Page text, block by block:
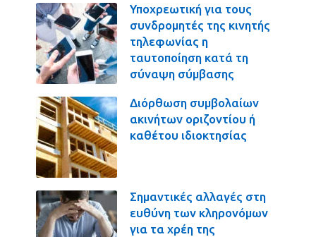
Υποχρεωτική για τους
συνδρομητές της κινητής
τηλεφωνίας η
ταυτοποίηση κατά τη
σύναψη σύμβασης
Διόρθωση συμβολαίων
ακινήτων οριζοντίου ή
καθέτου ιδιοκτησίας
Σημαντικές αλλαγές στη
ευθύνη των κληρονόμων
για τα χρέη της